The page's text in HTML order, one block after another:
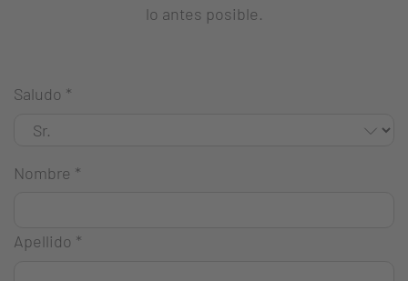
lo antes posible.
Saludo *
Nombre *
Apellido *